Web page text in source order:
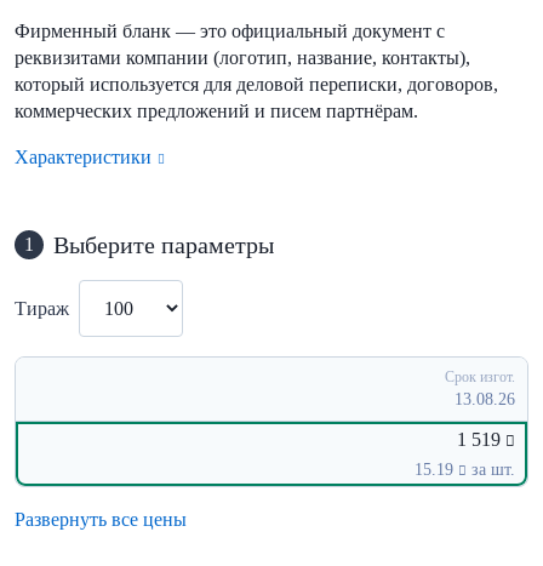
Фирменный бланк — это официальный документ с
реквизитами компании (логотип, название, контакты),
который используется для деловой переписки, договоров,
коммерческих предложений и писем партнёрам.
Характеристики
1 Выберите параметры
Тираж
Срок изгот.
13.08.26
1 519
15.19 за шт.
Развернуть все цены